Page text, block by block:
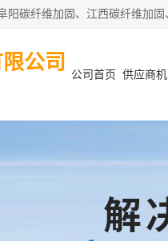
公司
公司首页 供应商机